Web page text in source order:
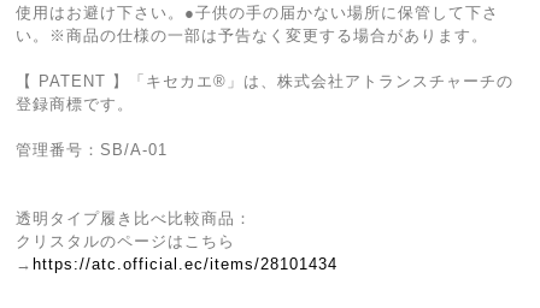
使用はお避け下さい。●子供の手の届かない場所に保管して下さ
い。※商品の仕様の一部は予告なく変更する場合があります。
【 PATENT 】「キセカエ®︎」は、株式会社アトランスチャーチの
登録商標です。
管理番号：SB/A-01
透明タイプ履き比べ比較商品：
クリスタルのページはこちら
→ https://atc.official.ec/items/28101434